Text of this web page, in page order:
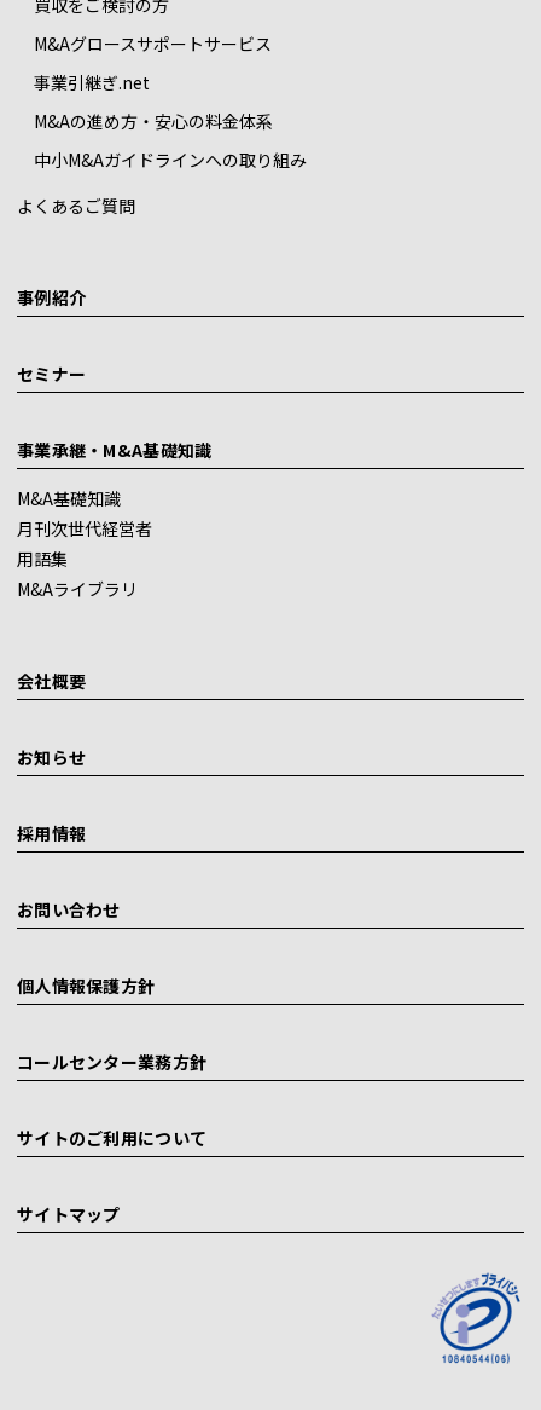
M&Aグロースサポートサービス
事業引継ぎ.net
M&Aの進め方・安心の料金体系
中小M&Aガイドラインへの取り組み
よくあるご質問
事例紹介
セミナー
事業承継・M&A基礎知識
M&A基礎知識
月刊次世代経営者
用語集
M&Aライブラリ
会社概要
お知らせ
採用情報
お問い合わせ
個人情報保護方針
コールセンター業務方針
サイトのご利用について
サイトマップ